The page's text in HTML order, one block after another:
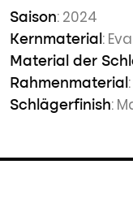
Saison: 2024
Kernmaterial :
Material der
Rahmenmaterial
Schlägerfinish: